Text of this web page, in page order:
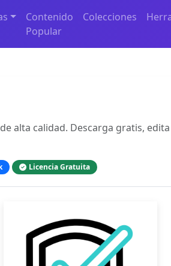
Contenido
Popular
Colecciones
alta calidad. Descarga gratis,
Licencia Gratuita